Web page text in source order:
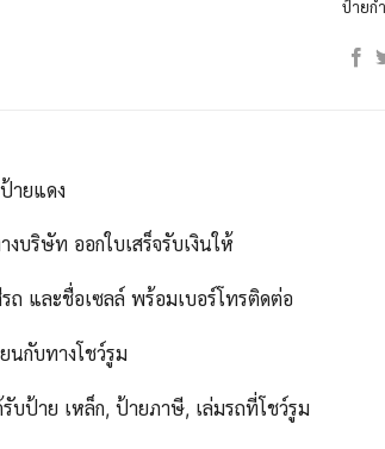
ป้ายก
ายแดง
บริษัท ออกใบเสร็จรับเงินให้
ถ และชื่อเซลล์ พร้อมเบอร์โทรติดต่อ
นกับทางโชว์รูม
บป้าย เหล็ก, ป้ายภาษี, เล่มรถที่โชว์รูม